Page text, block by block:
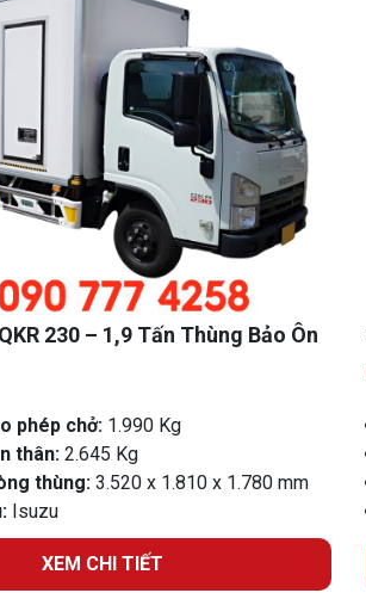
230 – 1,9 Tấn Thùng Bảo Ôn
phép chở: 1.990 Kg
thân: 2.645 Kg
thùng: 3.520 x 1.810 x 1.780 mm
Isuzu
XEM CHI TIẾT